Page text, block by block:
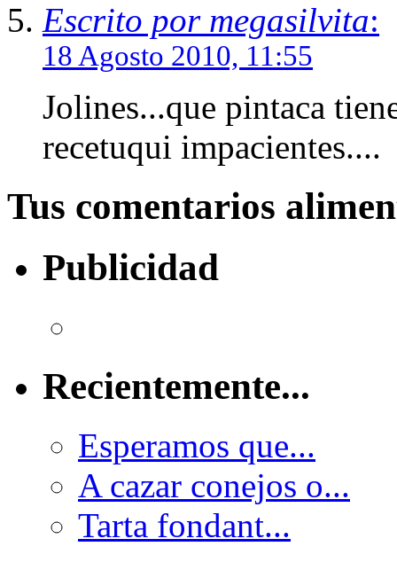
Escrito por megasilvita:
18 Agosto 2010, 11:55
Jolines...que pintaca
recetuqui impacientes....
Tus comentarios
Publicidad
Recientemente...
Esperamos que...
A cazar conejos o...
Tarta fondant...